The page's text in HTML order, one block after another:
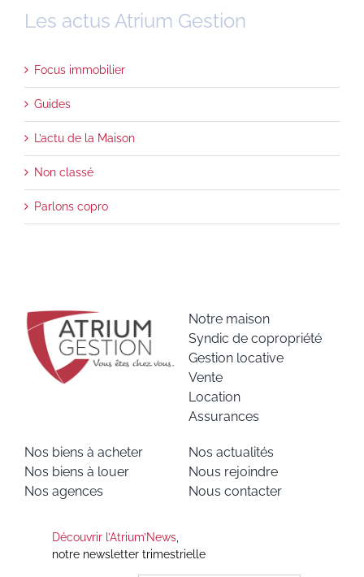
Les actus Atrium Gestion
Focus immobilier
Guides
L’actu de la Maison
Non classé
Parlons copro
Notre maison
Syndic de copropriété
Gestion locative
Vente
Location
Assurances
Nos biens à acheter
Nos biens à louer
Nos agences
Nos actualités
Nous rejoindre
Nous contacter
Découvrir l’Atrium’News,
notre newsletter trimestrielle